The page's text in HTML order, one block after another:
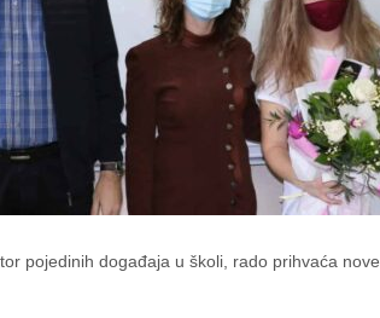
pojedinih događaja u školi, rado prihvaća nove